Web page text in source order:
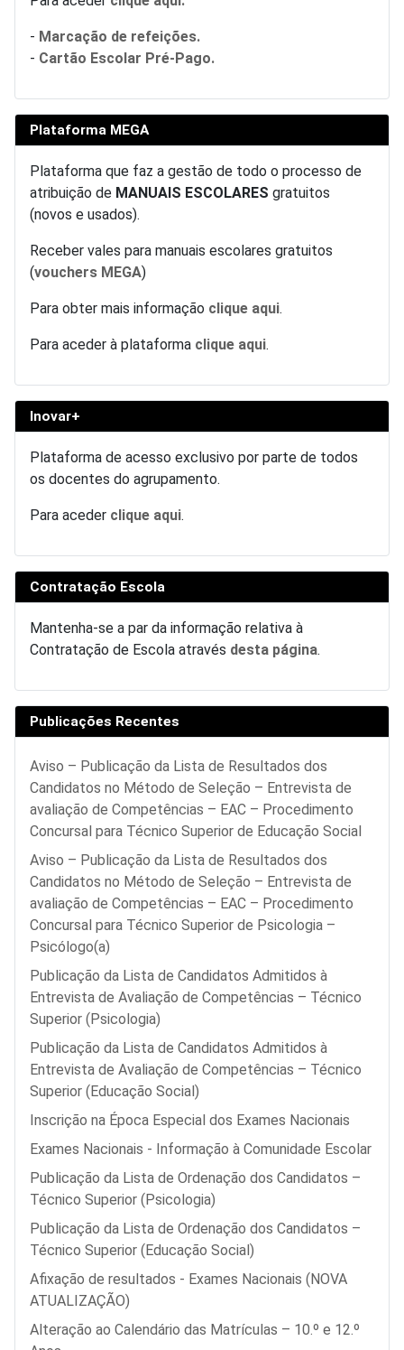
- Marcação de refeições.
- Cartão Escolar Pré-Pago.
Plataforma MEGA
Plataforma que faz a gestão de todo o processo de
atribuição de MANUAIS ESCOLARES gratuitos
(novos e usados).
Receber vales para manuais escolares gratuitos
(vouchers MEGA)
Para obter mais informação clique aqui.
Para aceder à plataforma clique aqui.
Inovar+
Plataforma de acesso exclusivo por parte de todos
os docentes do agrupamento.
Para aceder clique aqui.
Contratação Escola
Mantenha-se a par da informação relativa à
Contratação de Escola através desta página.
Publicações Recentes
Aviso – Publicação da Lista de Resultados dos
Candidatos no Método de Seleção – Entrevista de
avaliação de Competências – EAC – Procedimento
Concursal para Técnico Superior de Educação Social
Aviso – Publicação da Lista de Resultados dos
Candidatos no Método de Seleção – Entrevista de
avaliação de Competências – EAC – Procedimento
Concursal para Técnico Superior de Psicologia –
Psicólogo(a)
Publicação da Lista de Candidatos Admitidos à
Entrevista de Avaliação de Competências – Técnico
Superior (Psicologia)
Publicação da Lista de Candidatos Admitidos à
Entrevista de Avaliação de Competências – Técnico
Superior (Educação Social)
Inscrição na Época Especial dos Exames Nacionais
Exames Nacionais - Informação à Comunidade Escolar
Publicação da Lista de Ordenação dos Candidatos –
Técnico Superior (Psicologia)
Publicação da Lista de Ordenação dos Candidatos –
Técnico Superior (Educação Social)
Afixação de resultados - Exames Nacionais (NOVA
ATUALIZAÇÃO)
Alteração ao Calendário das Matrículas – 10.º e 12.º